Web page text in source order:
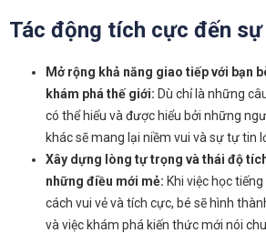
Tác động tích cực đến
Mở rộng khả năng giao tiếp với bạn
khám phá thế giới: Dù chỉ là những
có thể hiểu và được hiểu bởi những
khác sẽ mang lại niềm vui và sự tự tin
Xây dựng lòng tự trọng và thái độ
những điều mới mẻ: Khi việc học
cách vui vẻ và tích cực, bé sẽ hình
và việc khám phá kiến thức mới nói